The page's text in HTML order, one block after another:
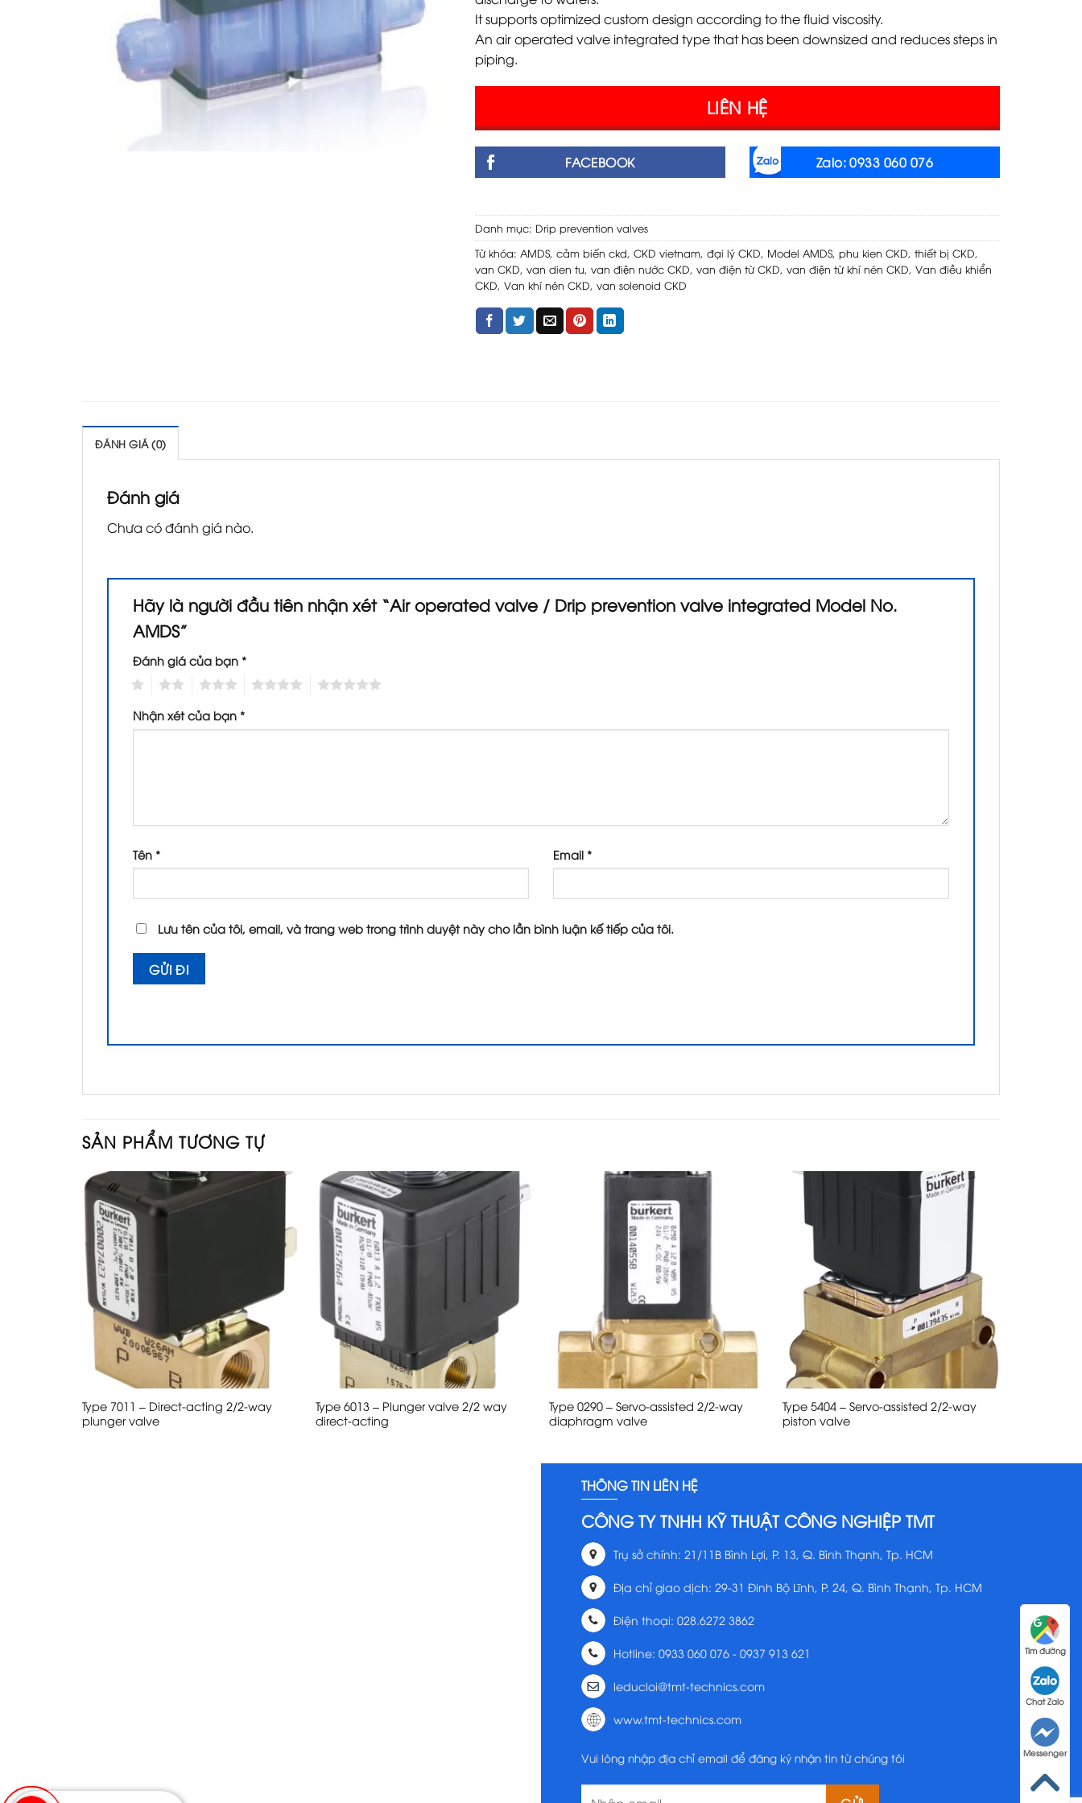
Tìm đường
Chat Zalo
Messenger
It supports optimized custom design according to the fluid viscosity.
An air operated valve integrated type that has been downsized and reduces steps in
piping.
LIÊN HỆ
FACEBOOK Zalo: 0933 060 076
Danh mục: Drip prevention valves
Từ khóa: AMDS, cảm biến ckd, CKD vietnam, đại lý CKD, Model AMDS, phu kien CKD, thiết bị CKD,
van CKD, van dien tu, van điện nước CKD, van điện từ CKD, van điện từ khí nén CKD, Van điều khiển
CKD, Van khí nén CKD, van solenoid CKD
ĐÁNH GIÁ (0)
Đánh giá
Chưa có đánh giá nào.
Hãy là người đầu tiên nhận xét “Air operated valve / Drip prevention valve integrated Model No.
AMDS”
Đánh giá của bạn *
Nhận xét của bạn *
Tên * Email *
Lưu tên của tôi, email, và trang web trong trình duyệt này cho lần bình luận kế tiếp của tôi.
SẢN PHẨM TƯƠNG TỰ
Type 7011 – Direct-acting 2/2-way
plunger valve
Type 6013 – Plunger valve 2/2 way
direct-acting
Type 0290 – Servo-assisted 2/2-way
diaphragm valve
Type 5404 – Servo-assisted 2/2-way
piston valve
THÔNG TIN LIÊN HỆ
CÔNG TY TNHH KỸ THUẬT CÔNG NGHIỆP TMT
Trụ sở chính: 21/11B Bình Lợi, P. 13, Q. Bình Thạnh, Tp. HCM
Địa chỉ giao dịch: 29-31 Đinh Bộ Lĩnh, P. 24, Q. Bình Thạnh, Tp. HCM
Điện thoại: 028.6272 3862
Hotline: 0933 060 076 - 0937 913 621
leducloi@tmt-technics.com
www.tmt-technics.com
Vui lòng nhập địa chỉ email để đăng ký nhận tin từ chúng tôi